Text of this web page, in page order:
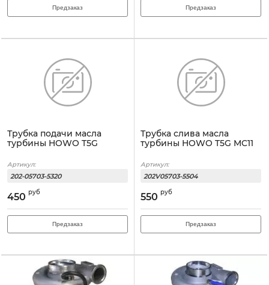
Предзаказ Предзаказ
Трубка подачи масла
турбины HOWO T5G
Артикул:
202-05703-5320
450 руб
Предзаказ
Трубка слива масла
турбины HOWO T5G MC11
Артикул:
202V05703-5504
550 руб
Предзаказ